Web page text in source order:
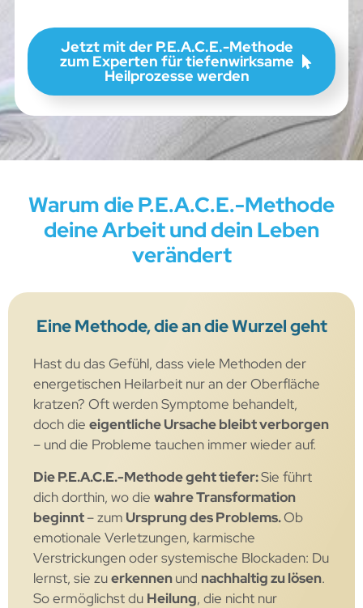
Jetzt mit der P.E.A.C.E.-Methode
zum Experten für tiefenwirksame
Heilprozesse werden
Warum die P.E.A.C.E.-Methode
deine Arbeit und dein Leben
verändert
Eine Methode, die an die Wurzel geht
Hast du das Gefühl, dass viele Methoden der
energetischen Heilarbeit nur an der Oberfläche
kratzen? Oft werden Symptome behandelt,
doch dieeigentliche Ursache bleibt verborgen
– und die Probleme tauchen immer wieder auf.
Die P.E.A.C.E.-Methode geht tiefer:Sie führt
dich dorthin, wo diewahre Transformation
beginnt– zum Ursprung des Problems.Ob
emotionale Verletzungen, karmische
Verstrickungen oder systemische Blockaden: Du
lernst, sie zuerkennenund nachhaltig zu lösen.
So ermöglichst du Heilung, die nicht nur